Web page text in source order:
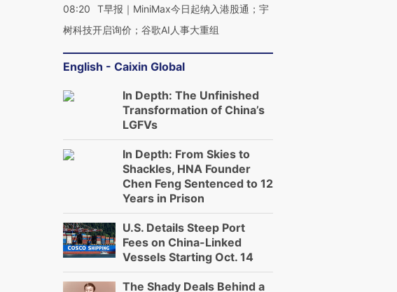
08:20
T早报｜MiniMax今日起纳入港股通；宇
树科技开启询价；谷歌AI人事大重组
English - Caixin Global
In Depth: The Unfinished
Transformation of China’s
LGFVs
In Depth: From Skies to
Shackles, HNA Founder
Chen Feng Sentenced to 12
Years in Prison
U.S. Details Steep Port
Fees on China-Linked
Vessels Starting Oct. 14
The Shady Deals Behind a